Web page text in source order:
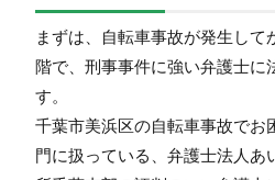
まずは、自転車事故が発生し
階で、刑事事件に強い弁護士に
す。
千葉市美浜区の自転車事故でお
門に扱っている、弁護士法人あ